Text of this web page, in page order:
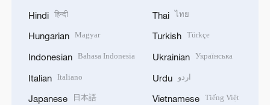
Hindi हिन्दी
Hungarian Magyar
Indonesian Bahasa Indonesia
Italian Italiano
Japanese 日本語
Thai ไทย
Turkish Türkçe
Ukrainian Українська
Urdu اردو
Vietnamese Tiếng Việt